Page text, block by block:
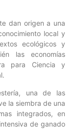
dan origen a una
local y
ecológicos y
las economías
para Ciencia y
una de las
la siembra de una
integrados, en
de ganado